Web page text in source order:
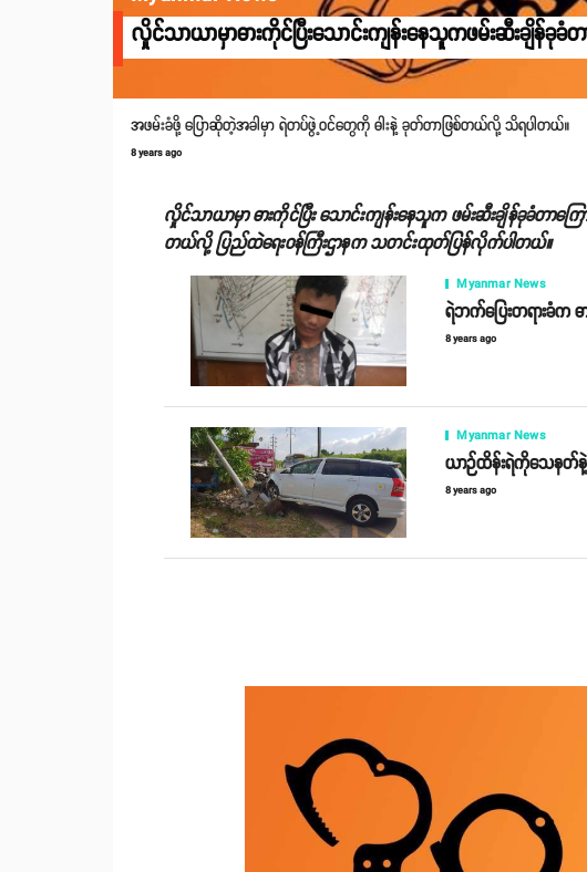
လှိုင်သာယာမှာဓားကိုင်ပြီးသောင်းကျန်းနေသူကဖမ်းဆီးချိန်ခု
အဖမ်းခံဖို့ ပြောဆိုတဲ့အခါမှာ ရဲတပ်ဖွဲ့ဝင်တွေကို ဓါးနဲ့ ခုတ်တာဖြစ်တယ်လို့ သိရပါတယ်။
8 years ago
လှိုင်သာယာမှာ ဓားကိုင်ပြီး သောင်းကျန်းနေသူက ဖမ်းဆီးချိန်ခုခံတာက
တယ်လို့ ပြည်ထဲရေးဝန်ကြီးဌာနက သတင်းထုတ်ပြန်လိုက်ပါတယ်။
Myanmar News
ရဲဘက်ပြေးတရားခံက
8 years ago
Myanmar News
ယာဉ်ထိန်းရဲကိုသေနတ်နဲ့
8 years ago